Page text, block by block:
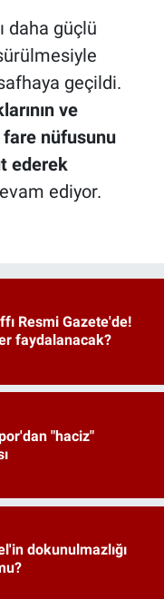
daha güçlü
geçildi.
ve
fare nüfusunu
ederek
ediyor.
Resmi Gazete'de!
faydalanacak?
"haciz"
dokunulmazlığı